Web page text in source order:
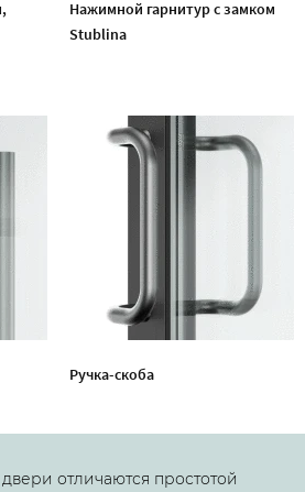
Нажимной гарнитур с замком
Stublina
Ручка-скоба
отличаются простотой